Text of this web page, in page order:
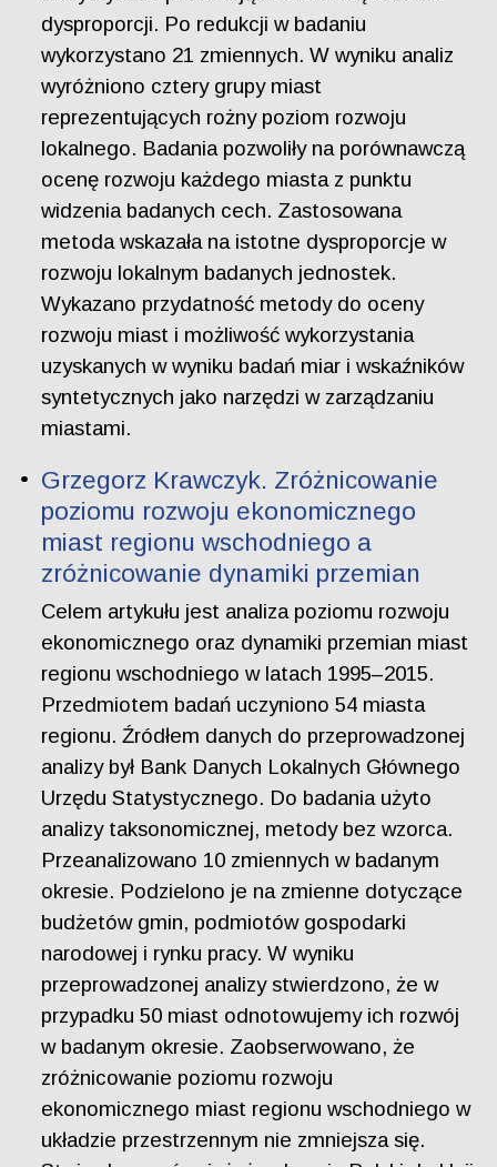
dysproporcji. Po redukcji w badaniu
wykorzystano 21 zmiennych. W wyniku analiz
wyróżniono cztery grupy miast
reprezentujących rożny poziom rozwoju
lokalnego. Badania pozwoliły na porównawczą
ocenę rozwoju każdego miasta z punktu
widzenia badanych cech. Zastosowana
metoda wskazała na istotne dysproporcje w
rozwoju lokalnym badanych jednostek.
Wykazano przydatność metody do oceny
rozwoju miast i możliwość wykorzystania
uzyskanych w wyniku badań miar i wskaźników
syntetycznych jako narzędzi w zarządzaniu
miastami.
Grzegorz Krawczyk. Zróżnicowanie
poziomu rozwoju ekonomicznego
miast regionu wschodniego a
zróżnicowanie dynamiki przemian
Celem artykułu jest analiza poziomu rozwoju
ekonomicznego oraz dynamiki przemian miast
regionu wschodniego w latach 1995–2015.
Przedmiotem badań uczyniono 54 miasta
regionu. Źródłem danych do przeprowadzonej
analizy był Bank Danych Lokalnych Głównego
Urzędu Statystycznego. Do badania użyto
analizy taksonomicznej, metody bez wzorca.
Przeanalizowano 10 zmiennych w badanym
okresie. Podzielono je na zmienne dotyczące
budżetów gmin, podmiotów gospodarki
narodowej i rynku pracy. W wyniku
przeprowadzonej analizy stwierdzono, że w
przypadku 50 miast odnotowujemy ich rozwój
w badanym okresie. Zaobserwowano, że
zróżnicowanie poziomu rozwoju
ekonomicznego miast regionu wschodniego w
układzie przestrzennym nie zmniejsza się.